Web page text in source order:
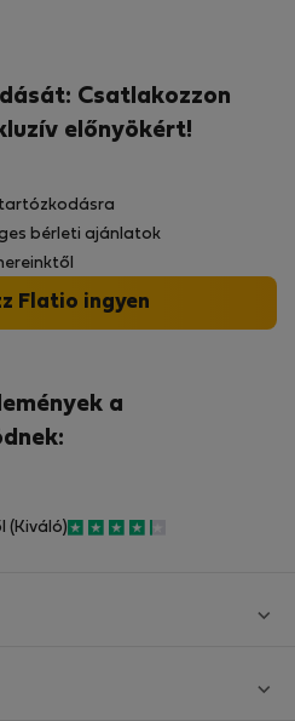
a
(Kiváló)
Csatlakozzon
előnyökért!
tartózkodásra
bérleti ajánlatok
Flatio ingyen